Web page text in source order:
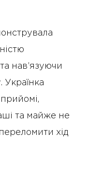
нав’язуючи
Українка
та майже не
хід